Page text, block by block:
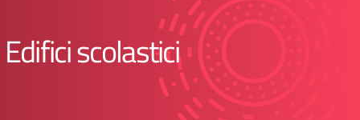
Edifici scolastici